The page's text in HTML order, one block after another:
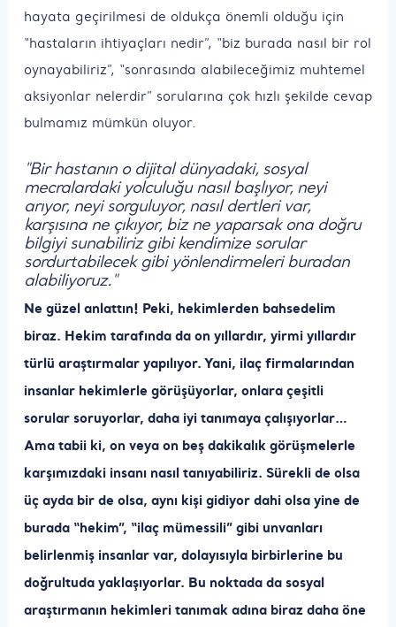
hayata geçirilmesi de oldukça önemli olduğu için
“hastaların ihtiyaçları nedir”, “biz burada nasıl bir rol
oynayabiliriz”, “sonrasında alabileceğimiz muhtemel
aksiyonlar nelerdir” sorularına çok hızlı şekilde cevap
bulmamız mümkün oluyor.
"Bir hastanın o dijital dünyadaki, sosyal
mecralardaki yolculuğu nasıl başlıyor, neyi
arıyor, neyi sorguluyor, nasıl dertleri var,
karşısına ne çıkıyor, biz ne yaparsak ona doğru
bilgiyi sunabiliriz gibi kendimize sorular
sordurtabilecek gibi yönlendirmeleri buradan
alabiliyoruz."
Ne güzel anlattın! Peki, hekimlerden bahsedelim
biraz. Hekim tarafında da on yıllardır, yirmi yıllardır
türlü araştırmalar yapılıyor. Yani, ilaç firmalarından
insanlar hekimlerle görüşüyorlar, onlara çeşitli
sorular soruyorlar, daha iyi tanımaya çalışıyorlar…
Ama tabii ki, on veya on beş dakikalık görüşmelerle
karşımızdaki insanı nasıl tanıyabiliriz. Sürekli de olsa
üç ayda bir de olsa, aynı kişi gidiyor dahi olsa yine de
burada “hekim”, “ilaç mümessili” gibi unvanları
belirlenmiş insanlar var, dolayısıyla birbirlerine bu
doğrultuda yaklaşıyorlar. Bu noktada da sosyal
araştırmanın hekimleri tanımak adına biraz daha öne